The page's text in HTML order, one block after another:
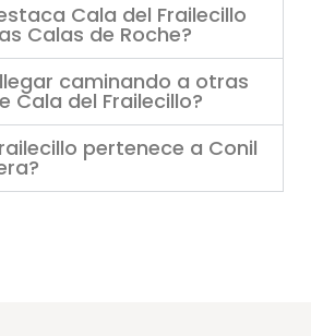
Cala del Frailecillo
Calas de Roche?
caminando a otras
Cala del Frailecillo?
pertenece a Conil